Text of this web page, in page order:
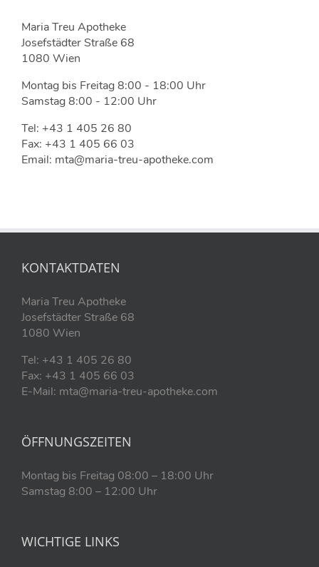
Maria Treu Apotheke
Josefstädter Straße 68
1080 Wien
Montag bis Freitag 8:00 - 18:00 Uhr
Samstag 8:00 - 12:00 Uhr
Tel: +43 1 405 26 80
Fax: +43 1 405 66 03
Email: mta@maria-treu-apotheke.com
KONTAKTDATEN
Maria Treu Apotheke
Josefstädter Straße 68
1080 Wien
Tel: +43 1 405 26 80
Fax: +43 1 405 66 03
E-Mail: mta@maria-treu-apotheke.com
ÖFFNUNGSZEITEN
Montag bis Freitag 08:00 – 18:00 Uhr
Samstag 8:00 – 12:00 Uhr
WICHTIGE LINKS